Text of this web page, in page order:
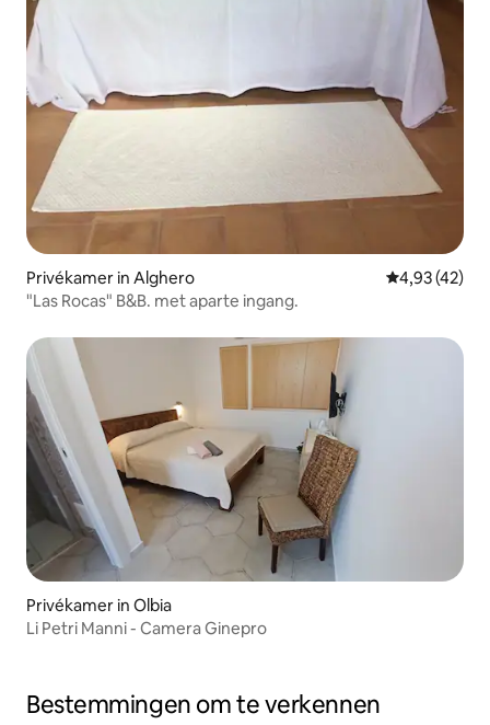
Privékamer in Alghero Gemiddelde
4,93 (42)
"Las Rocas" B&B. met aparte ingang.
Privékamer in Olbia
Li Petri Manni - Camera Ginepro
Bestemmingen om te verkennen